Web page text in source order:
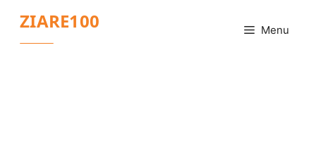
conținut
ZIARE100 Menu